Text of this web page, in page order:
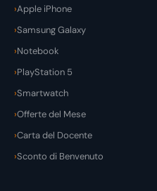
Apple iPhone
Samsung Galaxy
Notebook
PlayStation 5
Smartwatch
Offerte del Mese
Carta del Docente
Sconto di Benvenuto